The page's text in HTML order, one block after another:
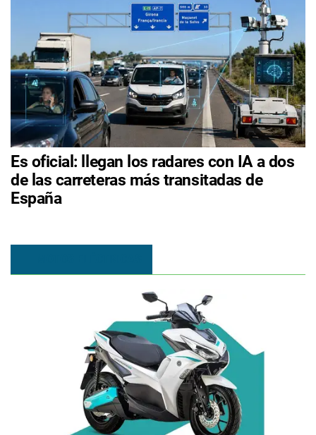
Es oficial: llegan los radares con IA a dos
de las carreteras más transitadas de
España